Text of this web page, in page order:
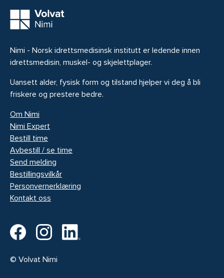
Nimi - Norsk idrettsmedisinsk institutt er ledende innen
idrettsmedisin, muskel- og skjelettplager.
Uansett alder, fysisk form og tilstand hjelper vi deg å bli
friskere og prestere bedre.
Om Nimi
Nimi Expert
Bestill time
Avbestill / se time
Send melding
Bestillingsvilkår
Personvernerklæring
Kontakt oss
© Volvat Nimi